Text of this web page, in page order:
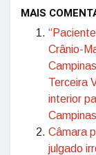
MAIS
Crânio-
Terceira
interior
Campinas
Câmara
julgado